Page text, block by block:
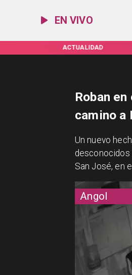
EN VIVO
ACTUALIDAD
Angol
Roban
camino a
​Un nuevo
desconocidos
San José, en